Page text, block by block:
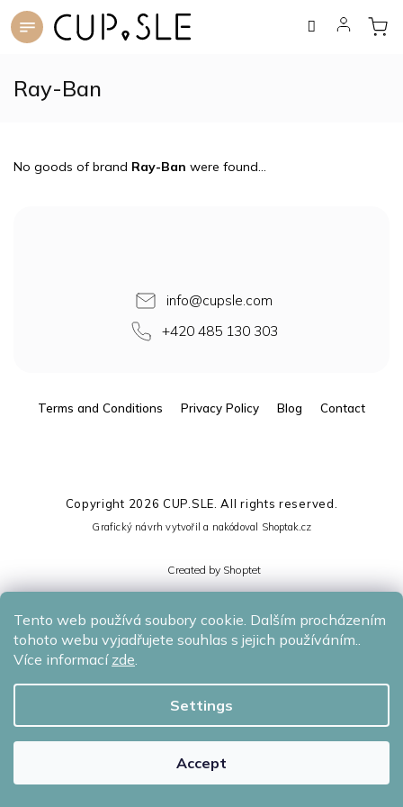
Tento web používá soubory cookie. Dalším procházením
tohoto webu vyjadřujete souhlas s jejich používáním..
Více informací zde.
Settings
Accept
Skip
to
Ray-Ban
No goods of brand Ray-Ban were found...
info@cupsle.com
+420 485 130 303
Terms and Conditions Privacy Policy Blog Contact
Created by Shoptet
Copyright 2026 CUP.SLE . All rights reserved.
Grafický návrh vytvořil a nakódoval Shoptak.cz